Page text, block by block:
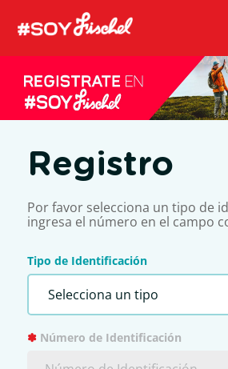
Registro
Por favor selecciona un tipo de
ingresa el número en el campo
Tipo de Identificación
✽ Número de Identificación